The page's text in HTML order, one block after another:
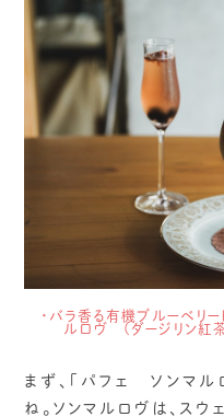
・バラ香る有機ブルーベリ
ルロヴ (ダージリン紅
まず、「パフェ ソンマル
ね。ソンマルロヴは、スウ